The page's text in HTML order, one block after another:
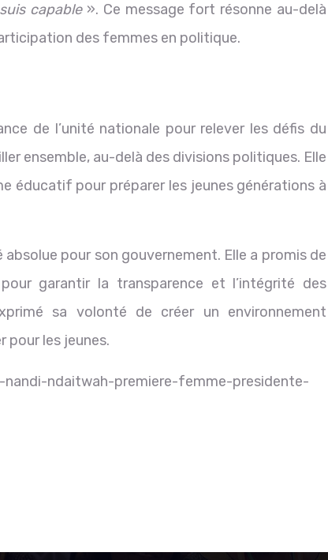
capable». Ce message fort résonne au-delà
des femmes en politique.
de l’unité nationale pour relever les défis du
ensemble, au-delà des divisions politiques. Elle
éducatif pour préparer les jeunes générations à
pour son gouvernement. Elle a promis de
garantir la transparence et l’intégrité des
sa volonté de créer un environnement
pour les jeunes.
ndaitwah-premiere-femme-presidente-